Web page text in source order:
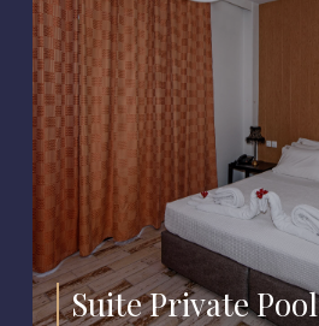
Suite Private Pool